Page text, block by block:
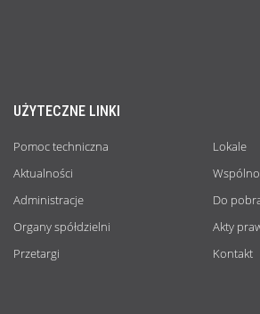
UŻYTECZNE LINKI
Pomoc techniczna
Aktualności
Administracje
Organy spółdzielni
Przetargi
Lokale
Do
Akty
Kontakt